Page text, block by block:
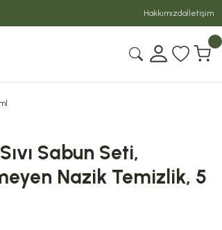
Hakkımızdaİletişim
Sabun Seti,
Nazik Temizlik, 5